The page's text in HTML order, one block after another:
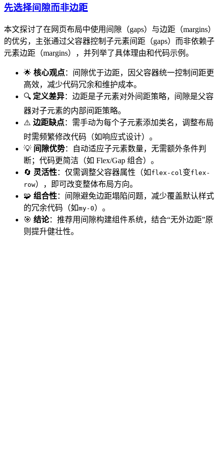
先选择间隙而非边距
本文探讨了在网页布局中使用间隙（gaps）与边距（margins）
的优劣，主张通过父容器控制子元素间距（gaps）而非依赖子
元素边距（margins），并列举了具体理由和代码示例。
🌟 核心观点：间隙优于边距，因父容器统一控制间距更
高效，减少代码冗余和维护成本。
🔍 定义差异：边距是子元素对外间距策略，间隙是父容
器对子元素的内部间距策略。
⚠️ 边距缺点：需手动为每个子元素添加类名，调整布局
时需频繁修改代码（如响应式设计）。
💡 间隙优势：自动适应子元素数量，无需额外条件判
断；代码更简洁（如 Flex/Gap 组合）。
🔄 灵活性：仅需调整父容器属性（如 flex-col 变flex-
row），即可改变整体布局方向。
🧩 组合性：间隙避免边距塌陷问题，减少覆盖默认样式
的冗余代码（如my-0）。
🎯 结论：推荐用间隙构建组件系统，结合“无外边距”原
则提升健壮性。